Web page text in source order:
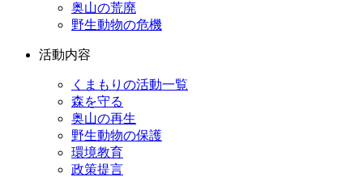
奥山の荒廃
野生動物の危機
活動内容
くまもりの活動一覧
森を守る
奥山の再生
野生動物の保護
環境教育
政策提言